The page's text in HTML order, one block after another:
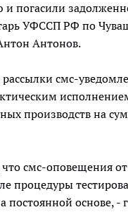
и погасили
УФССП РФ по
Антонов.
смс-
производств на
смс-оповещения
процедуры
постоянной основе, -